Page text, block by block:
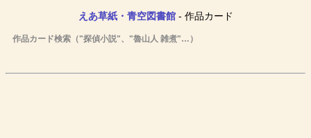
えあ草紙・青空図書館- 作品カード
作品カード検索（"探偵小説"、"魯山人 雑煮"…）